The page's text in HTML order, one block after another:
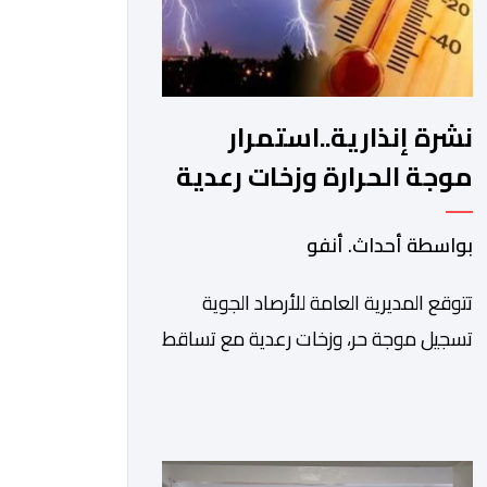
نشرة إنذارية..استمرار
موجة الحرارة وزخات رعدية
من اليوم الجمعة إلى الأحد
بواسطة أحداث. أنفو
تتوقع المديرية العامة للأرصاد الجوية
تسجيل موجة حر، وزخات رعدية مع تساقط